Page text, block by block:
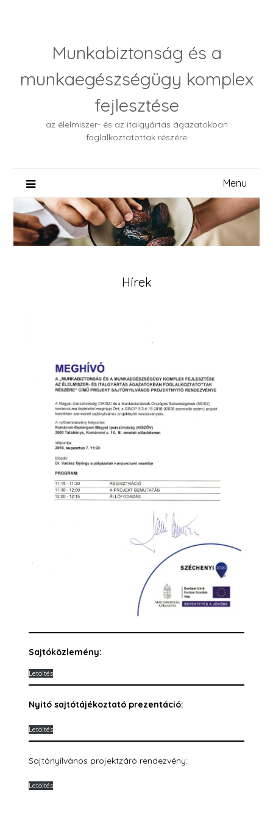
Munkabiztonság és a
munkaegészségügy komplex
fejlesztése
az élelmiszer- és az italgyártás ágazatokban
foglalkoztatottak részére
Menu
Hírek
Sajtóközlemény:
Letöltés
Nyitó sajtótájékoztató prezentáció:
Letöltés
Sajtónyilvános projektzáró rendezvény:
Letöltés